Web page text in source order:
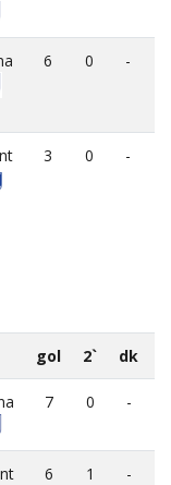
6 0 -
3 0 -
gol 2` dk
7 0 -
6 1 -